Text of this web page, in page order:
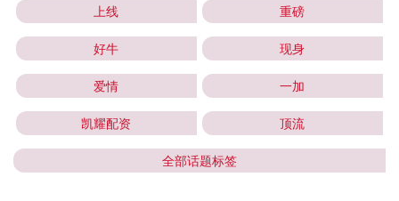
上线 重磅
好牛 现身
爱情 一加
凯耀配资 顶流
全部话题标签